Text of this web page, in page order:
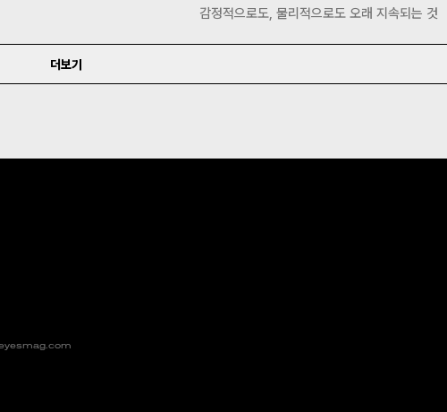
감정적으로도, 물리적으로도 오래 지속되는 것
더보기